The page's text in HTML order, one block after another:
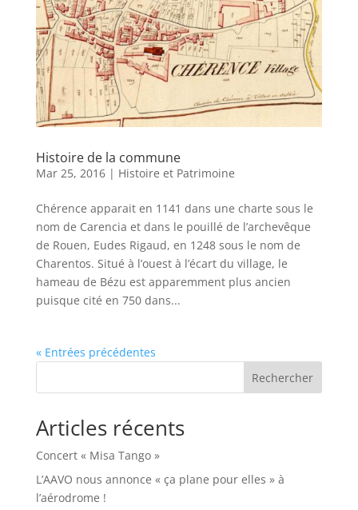
Histoire de la commune
Mar 25, 2016| Histoire et Patrimoine
Chérence apparait en 1141 dans une charte sous le
nom de Carencia et dans le pouillé de l’archevêque
de Rouen, Eudes Rigaud, en 1248 sous le nom de
Charentos. Situé à l’ouest à l’écart du village, le
hameau de Bézu est apparemment plus ancien
puisque cité en 750 dans...
« Entrées précédentes
Rechercher
Articles récents
Concert « Misa Tango »
L’AAVO nous annonce « ça plane pour elles » à
l’aérodrome !